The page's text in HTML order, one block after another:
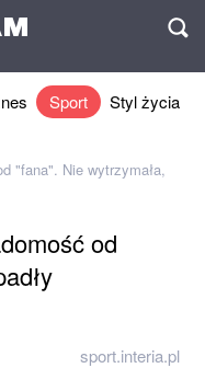
Sport Styl życia
"fana". Nie wytrzymała,
od
sport.interia.pl